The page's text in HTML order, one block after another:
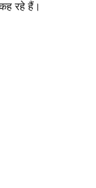
रहे हैं।